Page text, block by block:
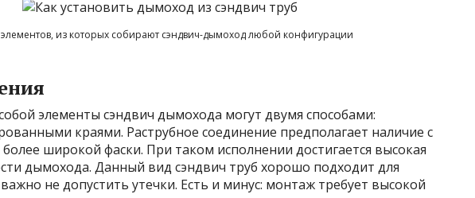
из которых собирают сэндвич-дымоход любой конфигурации
элементы сэндвич дымохода могут двумя способами:
краями. Раструбное соединение предполагает наличие с
широкой фаски. При таком исполнении достигается высокая
дымохода. Данный вид сэндвич труб хорошо подходит для
не допустить утечки. Есть и минус: монтаж требует высокой